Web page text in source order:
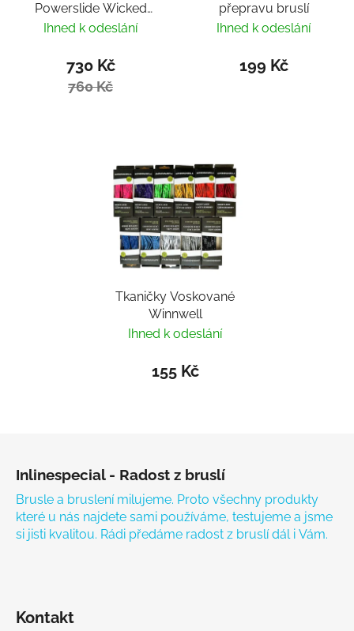
Powerslide Wicked
Hardcore Tool
Ihned k odeslání
730 Kč
760 Kč
přepravu bruslí
Ihned k odeslání
199 Kč
Tkaničky Voskované
Winnwell
Ihned k odeslání
155 Kč
Inlinespecial - Radost z bruslí
Brusle a bruslení milujeme. Proto všechny produkty
které u nás najdete sami používáme, testujeme a jsme
si jisti kvalitou. Rádi předáme radost z bruslí dál i Vám.
Kontakt